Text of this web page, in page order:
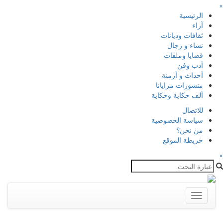
×
الرئيسية
آراء
ثقافات وديانات
نساء و رجال
قضايا وملفات
أدب وفن
أحداث و أزمنة
منشورات مرايانا
ألف حكاية وحكاية
للاتصال
سياسة الخصوصية
من نحن؟
خريطة الموقع
×
Toggle
navigation